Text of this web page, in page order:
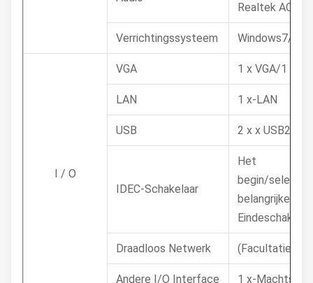
Realtek
Verrichtingssysteem Windows7/8/
I / O
VGA 1 x VGA/1 x
LAN 1 x-LAN
USB 2 x x USB2.0/2
IDEC-Schakelaar
Het
begin/
belangrijke
Draadloos Netwerk (Facultatief)
Andere I/O Interface 1 x-